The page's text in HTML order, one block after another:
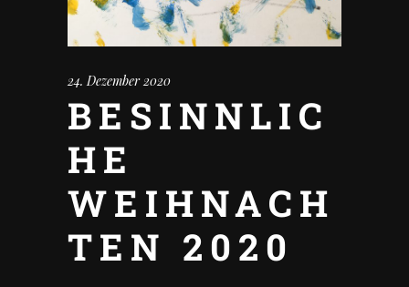
24. Dezember 2020
BESINNLIC
HE
WEIHNACH
TEN 2020